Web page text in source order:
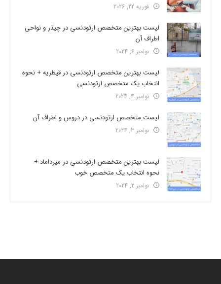
فوریه 22, 2026
لیست بهترین متخصص ارتودنسی در چیذر و نواحی
اطراف آن
نوامبر 6, 2024
لیست بهترین متخصص ارتودنسی در قیطریه + نحوه
انتخاب یک متخصص ارتودنسی
نوامبر 4, 2024
لیست متخصص ارتودنسی در دروس و اطراف آن
نوامبر 3, 2024
لیست بهترین متخصص ارتودنسی در میرداماد +
نحوه انتخاب یک متخصص خوب
نوامبر 2, 2024